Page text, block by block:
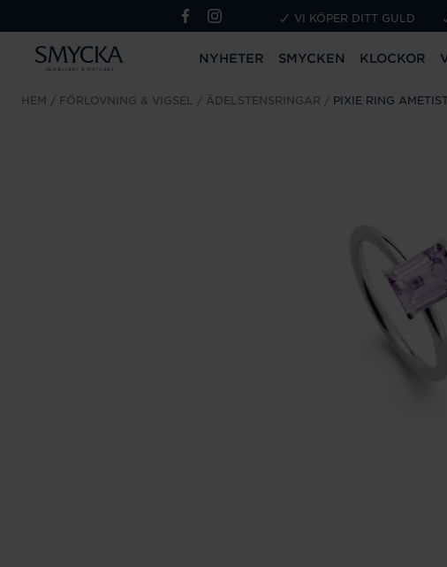
VI KÖPER DITT GULD
NYHETER SMYCKEN KLOCKOR
HEM FÖRLOVNING & VIGSEL ÄDELSTENSRINGAR PIXIE RING